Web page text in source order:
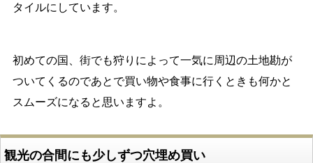
タイルにしています。
初めての国、街でも狩りによって一気に周辺の土地勘が
ついてくるのであとで買い物や食事に行くときも何かと
スムーズになると思いますよ。
観光の合間にも少しずつ穴埋め買い